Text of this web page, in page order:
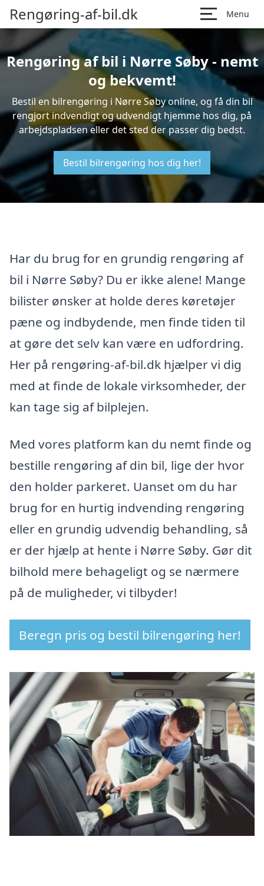
Rengøring-af-bil.dk Menu
Rengøring af bil i Nørre Søby - nemt
og bekvemt!
Bestil en bilrengøring i Nørre Søby online, og få din bil
rengjort indvendigt og udvendigt hjemme hos dig, på
arbejdspladsen eller det sted der passer dig bedst.
Bestil bilrengøring hos dig her!
Har du brug for en grundig rengøring af
bil i Nørre Søby? Du er ikke alene! Mange
bilister ønsker at holde deres køretøjer
pæne og indbydende, men finde tiden til
at gøre det selv kan være en udfordring.
Her på rengøring-af-bil.dk hjælper vi dig
med at finde de lokale virksomheder, der
kan tage sig af bilplejen.
Med vores platform kan du nemt finde og
bestille rengøring af din bil, lige der hvor
den holder parkeret. Uanset om du har
brug for en hurtig indvending rengøring
eller en grundig udvendig behandling, så
er der hjælp at hente i Nørre Søby. Gør dit
bilhold mere behageligt og se nærmere
på de muligheder, vi tilbyder!
Beregn pris og bestil bilrengøring her!